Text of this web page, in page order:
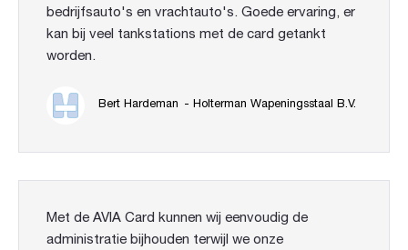
bedrijfsauto's en vrachtauto's. Goede ervaring, er
kan bij veel tankstations met de card getankt
worden.
Bert Hardeman - Holterman Wapeningsstaal B.V.
Met de AVIA Card kunnen wij eenvoudig de
administratie bijhouden terwijl we onze